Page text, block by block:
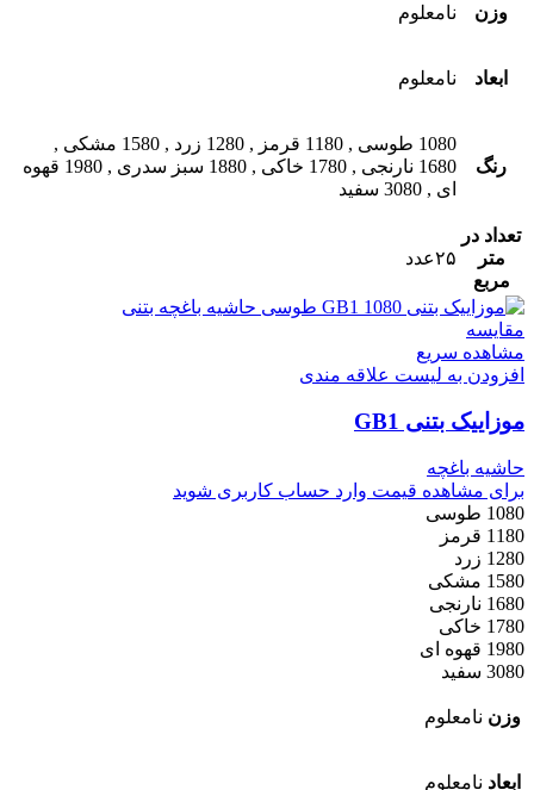
وزن نامعلوم
ابعاد نامعلوم
رنگ
1080 طوسی , 1180 قرمز , 1280 زرد , 1580 مشکی
,
1680 نارنجی
, 1780 خاکی , 1880 سبز سدری ,
1980 قهوه
ای , 3080 سفید
تعداد در
متر
مربع
۲۵عدد
مقایسه
مشاهده سریع
افزودن به لیست علاقه مندی
موزاییک بتنی GB1
حاشیه باغچه
برای مشاهده قیمت وارد حساب کاربری شوید
1080 طوسی
1180 قرمز
1280 زرد
1580 مشکی
1680 نارنجی
1780 خاکی
1980 قهوه ای
3080 سفید
وزن نامعلوم
ابعاد نامعلوم